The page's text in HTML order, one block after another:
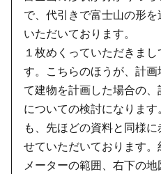
で、代引きで富士山の形を
いただいております。
１枚めくっていただきま
す。こちらのほうが、計画
て建物を計画した場合の
についての検討になります
も、先ほどの資料と同様
せていただいております。
メーターの範囲、右下の